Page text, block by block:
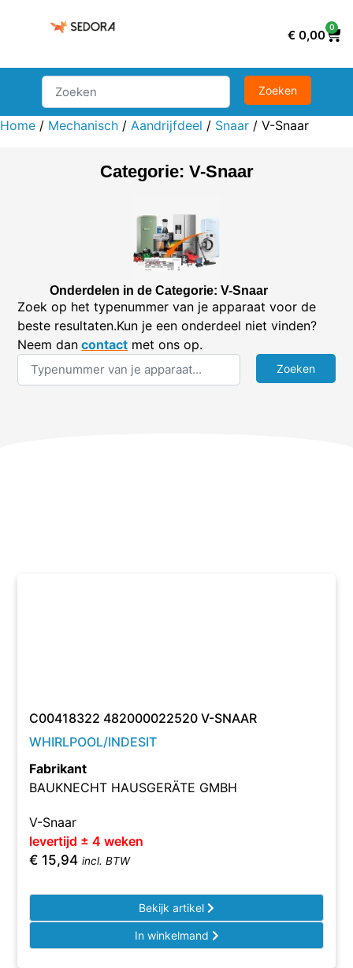
€ 0,00
0
Home / Mechanisch / Aandrijfdeel / Snaar / V-Snaar
Categorie: V-Snaar
Onderdelen in de Categorie: V-Snaar
Zoek op het typenummer van je apparaat voor de
beste resultaten.Kun je een onderdeel niet vinden?
Neem dan contact met ons op.
C00418322 482000022520 V-SNAAR
WHIRLPOOL/INDESIT
Fabrikant
BAUKNECHT HAUSGERÄTE GMBH
V-Snaar
levertijd ± 4 weken
€ 15,94 incl. BTW
Bekijk artikel
In winkelmand